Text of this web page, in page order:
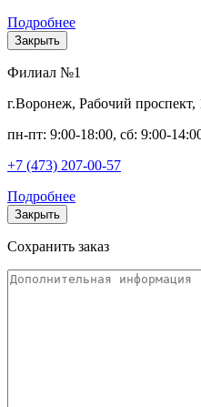
Подробнее
Закрыть
Филиал №1
г.Воронеж, Рабочий проспект,
пн-пт: 9:00-18:00, сб: 9:00-
+7 (473) 207-00-57
Подробнее
Закрыть
Сохранить заказ